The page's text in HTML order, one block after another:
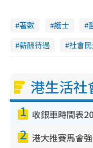
著數 護士
薪酬待遇
社會
港生活社
1
2